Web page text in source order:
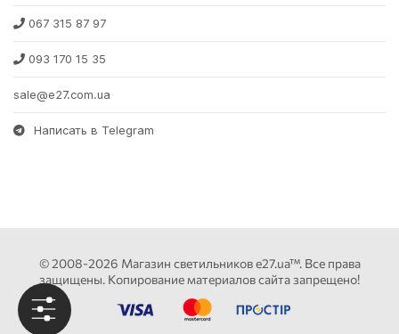
067 315 87 97
093 170 15 35
sale@e27.com.ua
Написать в Telegram
© 2008-2026 Магазин светильников e27.ua™. Все права
защищены. Копирование материалов сайта запрещено!